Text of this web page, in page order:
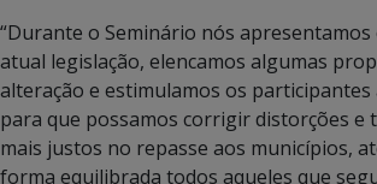
“Durante o Seminário nós
atual legislação, elencamos algumas
alteração e estimulamos os
para que possamos corrigir distorções e
mais justos no repasse aos municípios,
forma equilibrada todos aqueles que